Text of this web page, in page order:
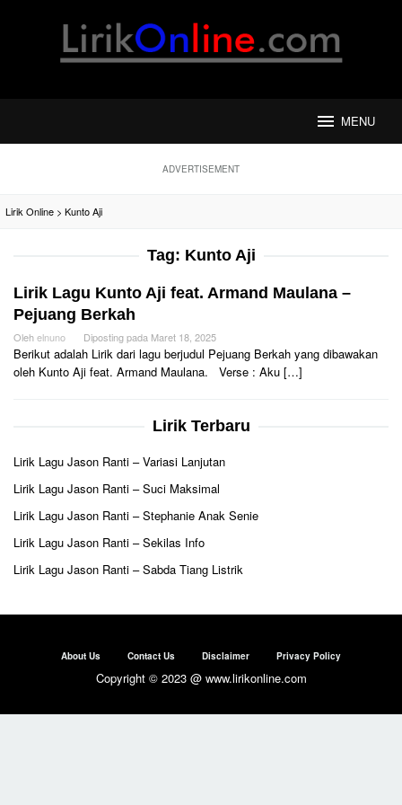
MENU
ADVERTISEMENT
Lirik Online > Kunto Aji
Tag: Kunto Aji
Lirik Lagu Kunto Aji feat. Armand Maulana –
Pejuang Berkah
Olehelnuno Diposting pada Maret 18, 2025
Berikut adalah Lirik dari lagu berjudul Pejuang Berkah yang dibawakan
oleh Kunto Aji feat. Armand Maulana. Verse : Aku […]
Lirik Terbaru
Lirik Lagu Jason Ranti – Variasi Lanjutan
Lirik Lagu Jason Ranti – Suci Maksimal
Lirik Lagu Jason Ranti – Stephanie Anak Senie
Lirik Lagu Jason Ranti – Sekilas Info
Lirik Lagu Jason Ranti – Sabda Tiang Listrik
About Us Contact Us Disclaimer Privacy Policy
Copyright © 2023 @ www.lirikonline.com